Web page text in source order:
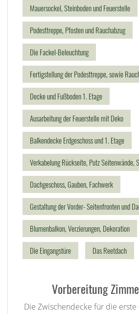
Mauersockel, Steinboden und Feuerstelle
Podesttreppe, Pfosten und Rauchabzug
Die Fackel-Beleuchtung
Fertigstellung der Podesttreppe, sowie
Decke und Fußboden 1. Etage
Ausarbeitung der Feuerstelle mit Deko
Balkendecke Erdgeschoss und 1. Etage
Verkabelung Rückseite, Putz Seitenwände,
Dachgeschoss, Gauben, Fachwerk
Gestaltung der Vorder- Seitenfronten und
Blumenbalkon, Verzierungen, Dekoration
Die Eingangstüre Das Reetdach
Vorbereitung
Die Zwischendecke für die